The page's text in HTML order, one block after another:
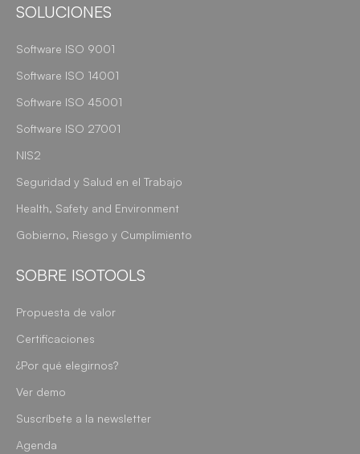
SOLUCIONES
Software ISO 9001
Software ISO 14001
Software ISO 45001
Software ISO 27001
NIS2
Seguridad y Salud en el Trabajo
Health, Safety and Environment
Gobierno, Riesgo y Cumplimiento
SOBRE ISOTOOLS
Propuesta de valor
Certificaciones
¿Por qué elegirnos?
Ver demo
Suscríbete a la newsletter
Agenda